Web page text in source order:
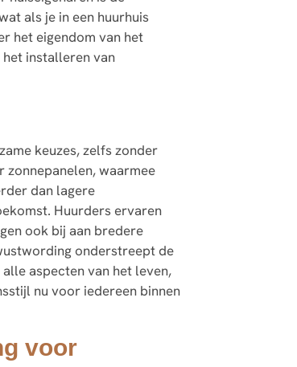
als je in een huurhuis
het eigendom van het
installeren van
keuzes, zelfs zonder
zonnepanelen, waarmee
dan lagere
Huurders ervaren
ook bij aan bredere
onderstreept de
aspecten van het leven,
nu voor iedereen binnen
voor